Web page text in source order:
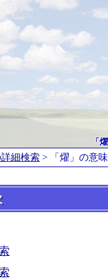
「
細検索 > 「燿」の意